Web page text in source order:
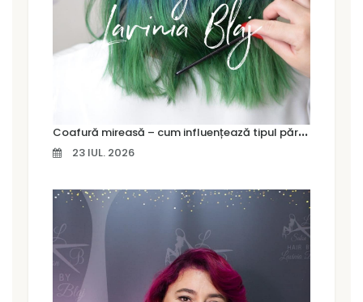
C
oafură mireasă – cum influențează tipul părului alegerea coafurii
23 IUL. 2026